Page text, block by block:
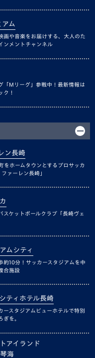
アム
画や音楽をお届けする、大人のた
ンメントチャンネル
「Mリーグ」参戦中！最新情報は
ク！
ン長崎
をホームタウンとするプロサッカ
ァーレン長崎」
スケットボールクラブ「長崎ヴェ
ムシティ
約10分！サッカースタジアムを中
合施設
ティホテル長崎
ースタジアムビューホテルで特別
ぎを。
アイランド
海